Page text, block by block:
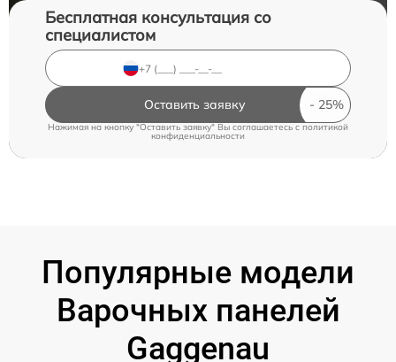
Бесплатная консультация со
специалистом
Оставить заявку
Нажимая на кнопку "Оставить заявку" Вы соглашаетесь c политикой
конфиденциальности
Популярные модели
Варочных панелей
Gaggenau